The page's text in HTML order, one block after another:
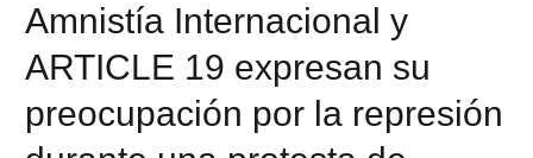
Amnistía Internacional y
ARTICLE 19 expresan su
preocupación por la represión